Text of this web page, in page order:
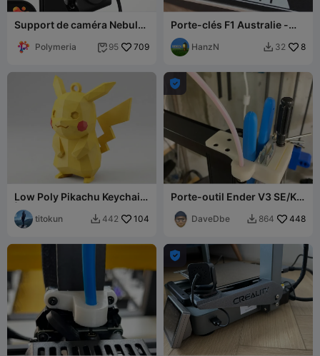
Support de caméra Nebula
de Polymeria
Polymeria  95 709
Porte-clés F1 Australie -
Circuit d'Albert Park
(Bicolore / Fi
HanzN  32 8
Low Poly Pikachu Keychain
| #04
titokun  442 104

Porte-outil Ender V3 SE/KE
М10x1,5DaveDbe  864 448
